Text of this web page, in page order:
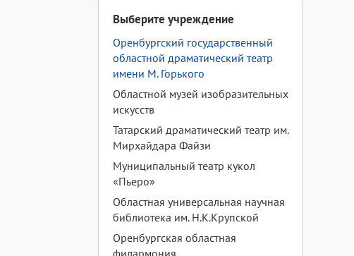
Выберите учреждение
Оренбургский государственный
областной драматический театр
имени М. Горького
Областной музей изобразительных
искусств
Татарский драматический театр им.
Мирхайдара Файзи
Муниципальный театр кукол
«Пьеро»
Областная универсальная научная
библиотека им. Н.К.Крупской
Оренбургская областная
филармония